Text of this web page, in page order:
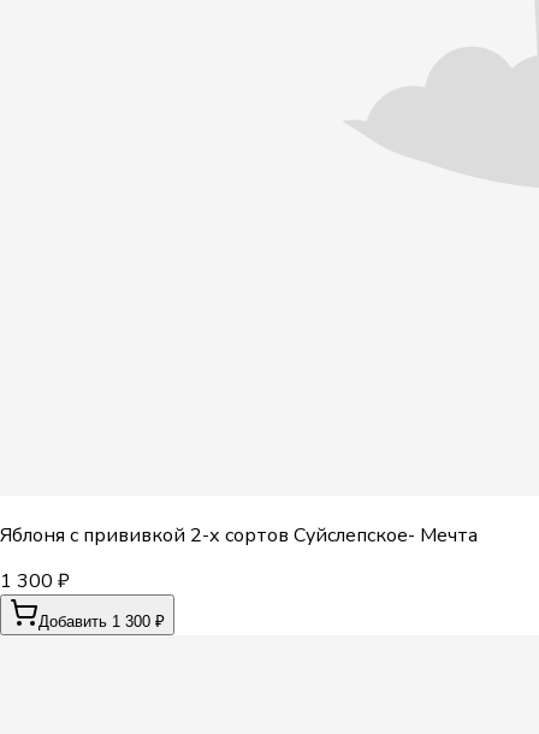
Яблоня с прививкой 2-х сортов Суйслепское- Мечта
1 300 ₽
Добавить 1 300 ₽